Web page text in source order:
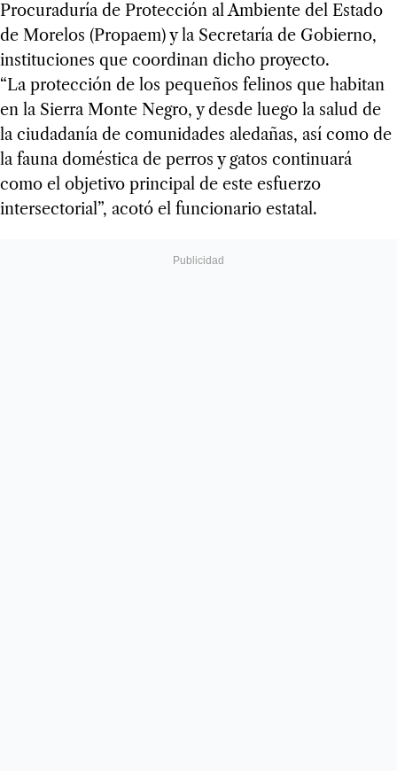
Procuraduría de Protección al Ambiente del Estado
de Morelos (Propaem) y la Secretaría de Gobierno,
instituciones que coordinan dicho proyecto.
“La protección de los pequeños felinos que habitan
en la Sierra Monte Negro, y desde luego la salud de
la ciudadanía de comunidades aledañas, así como de
la fauna doméstica de perros y gatos continuará
como el objetivo principal de este esfuerzo
intersectorial”, acotó el funcionario estatal.